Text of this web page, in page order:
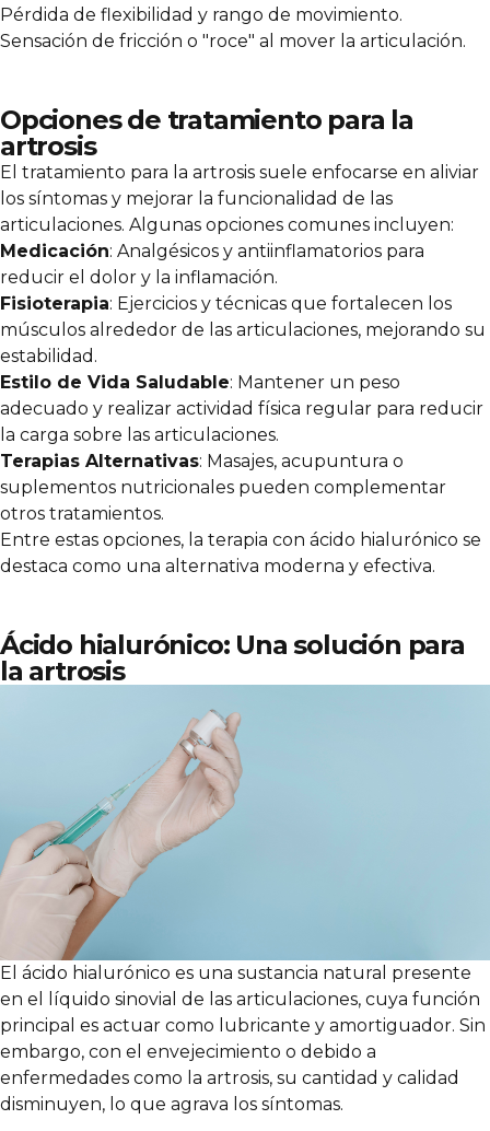
Pérdida de flexibilidad y rango de movimiento.
Sensación de fricción o "roce" al mover la articulación.
Opciones de tratamiento para la
artrosis
El tratamiento para la artrosis suele enfocarse en aliviar
los síntomas y mejorar la funcionalidad de las
articulaciones. Algunas opciones comunes incluyen:
Medicación: Analgésicos y antiinflamatorios para
reducir el dolor y la inflamación.
Fisioterapia: Ejercicios y técnicas que fortalecen los
músculos alrededor de las articulaciones, mejorando su
estabilidad.
Estilo de Vida Saludable: Mantener un peso
adecuado y realizar actividad física regular para reducir
la carga sobre las articulaciones.
Terapias Alternativas: Masajes, acupuntura o
suplementos nutricionales pueden complementar
otros tratamientos.
Entre estas opciones, la terapia con ácido hialurónico se
destaca como una alternativa moderna y efectiva.
Ácido hialurónico: Una solución para
la artrosis
El ácido hialurónico es una sustancia natural presente
en el líquido sinovial de las articulaciones, cuya función
principal es actuar como lubricante y amortiguador. Sin
embargo, con el envejecimiento o debido a
enfermedades como la artrosis, su cantidad y calidad
disminuyen, lo que agrava los síntomas.